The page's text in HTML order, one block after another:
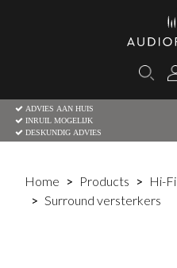
ADVIES AAN HUIS
INRUIL MOGELIJK
DESKUNDIG ADVIES
Home Products Hi-Fi
Surround versterkers